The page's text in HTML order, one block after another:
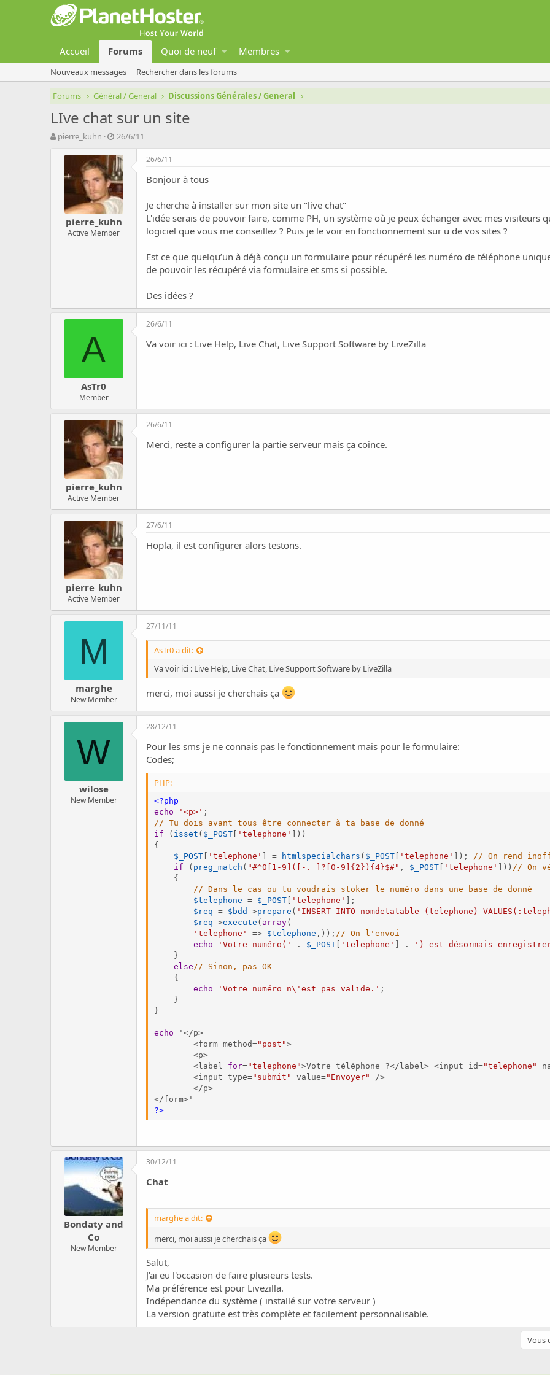
Accueil Forums Quoi de neuf Membres
Nouveaux messages Rechercher dans les forums
Forums Général / General Discussions Générales / General
LIve chat sur un site
A
s
pierre_kuhn
D
t
e
d
e
d
é
b
u
26/6/11
pierre_kuhn
Active Member
26/6/11
Bonjour à tous
Je cherche à installer sur mon site un "live chat"
L'idée serais de pouvoir faire, comme PH, un système où je peux échanger avec mes visiteurs
logiciel que vous me conseillez ? Puis je le voir en fonctionnement sur u de vos sites ?
Est ce que quelqu’un à déjà conçu un formulaire pour récupéré les numéro de téléphone
de pouvoir les récupéré via formulaire et sms si possible.
Des idées ?
A
AsTr0
Member
26/6/11
Va voir ici : Live Help, Live Chat, Live Support Software by LiveZilla
pierre_kuhn
Active Member
26/6/11
Merci, reste a configurer la partie serveur mais ça coince.
pierre_kuhn
Active Member
27/6/11
Hopla, il est configurer alors testons.
M
marghe
New Member
27/11/11
AsTr0 a dit:
Va voir ici : Live Help, LiveChat, Live Support Software by LiveZilla
merci, moi aussi je cherchais ça
W
wilose
New Member
28/12/11
Pour les sms je ne connais pas le fonctionnement mais pour le formulaire:
Codes;
PHP:
<?php
echo
'<p>' ;
// Tu dois avant tous être connecter à ta base de donné
if
( isset ( $_POST 'telephone' ) )
{
$_POST
'telephone' = htmlspecialchars ( $_POST 'telephone' ) ;
// On rend
if
( preg_match ( "#^0[1-9]([-. ]?[0-9]{2}){4}$#" , $_POST 'telephone' ) ) // On
{
// Dans le cas ou tu voudrais stoker le numéro dans une base de donné
$telephone = $_POST 'telephone'
;
$req = $bdd ->prepare ( 'INSERT INTO nomdetatable (telephone)
$req ->execute ( array(
'telephone'
=> $telephone , ) ) ; // On l'envoi
echo
'Votre numéro(' . $_POST 'telephone' . ') est désormais
}
else// Sinon, pas OK
{
echo
'Votre numéro n\'est pas valide.' ;
}
}
echo ' </p>
<form method="post">
<p>
< label for="telephone">Votre téléphone ?</ label> <input id="telephone"
<input type="submit" value="Envoyer" />
</p>
</form>
?>
Bondaty and
Co
New Member
30/12/11
Chat
marghe a dit:
merci, moi aussi je cherchais ça
Salut,
J'ai eu l'occasion de faire plusieurs tests.
Ma préférence est pour Livezilla.
Indépendance du système ( installé sur votre serveur )
La version gratuite est très complète et facilement personnalisable.
Vous